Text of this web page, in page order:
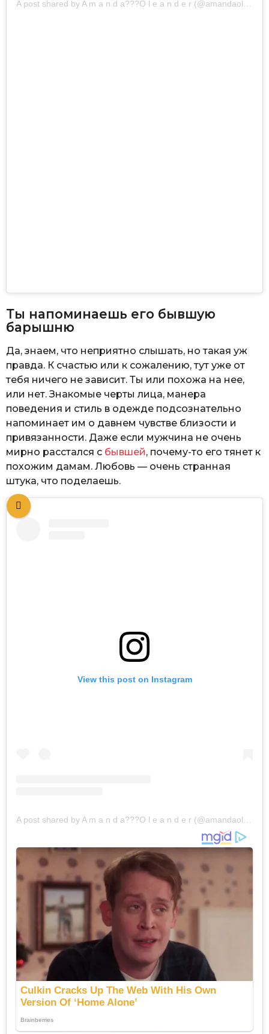
A post shared by A m a n d a??‍?O l e a n d e r (@amandaoleander)
Ты напоминаешь его бывшую
барышню
Да, знаем, что неприятно слышать, но такая уж
правда. К счастью или к сожалению, тут уже от
тебя ничего не зависит. Ты или похожа на нее,
или нет. Знакомые черты лица, манера
поведения и стиль в одежде подсознательно
напоминает им о давнем чувстве близости и
привязанности. Даже если мужчина не очень
мирно расстался с бывшей, почему-то его тянет к
похожим дамам. Любовь — очень странная
штука, что поделаешь.
View this post on Instagram